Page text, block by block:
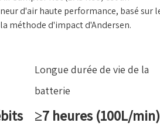
d'air haute performance, basé sur
méthode d'impact d'Andersen.
Longue durée de vie de la
batterie
≥7 heures (100L/min)